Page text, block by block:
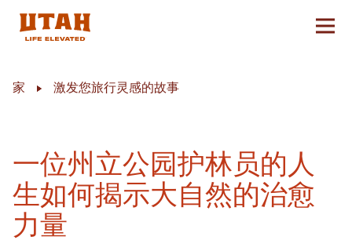
切换
家 激发您旅行灵感的故事
一位州立公园护林员的人
生如何揭示大自然的治愈
力量